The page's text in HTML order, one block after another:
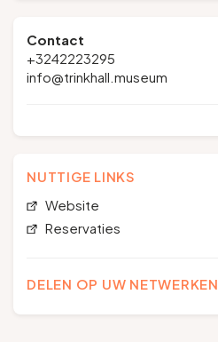
Contact
+3242223295
info@trinkhall.museum
NUTTIGE LINKS
Website
Reservaties
DELEN OP UW NETWERKEN